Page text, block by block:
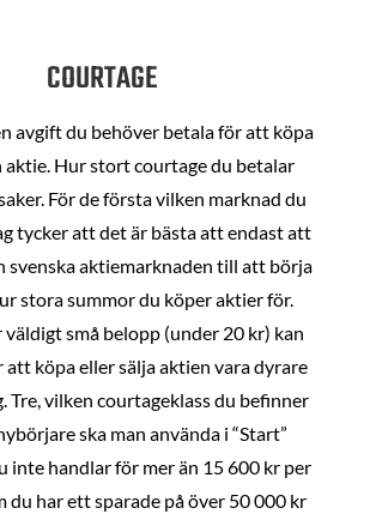
COURTAGE
avgift du behöver betala för att köpa
aktie. Hur stort courtage du betalar
För de första vilken marknad du
tycker att det är bästa att endast att
svenska aktiemarknaden till att börja
stora summor du köper aktier för.
små belopp (under 20 kr) kan
köpa eller sälja aktien vara dyrare
Tre, vilken courtageklass du befinner
ska man använda i “Start”
inte handlar för mer än 15 600 kr per
du har ett sparade på över 50 000 kr